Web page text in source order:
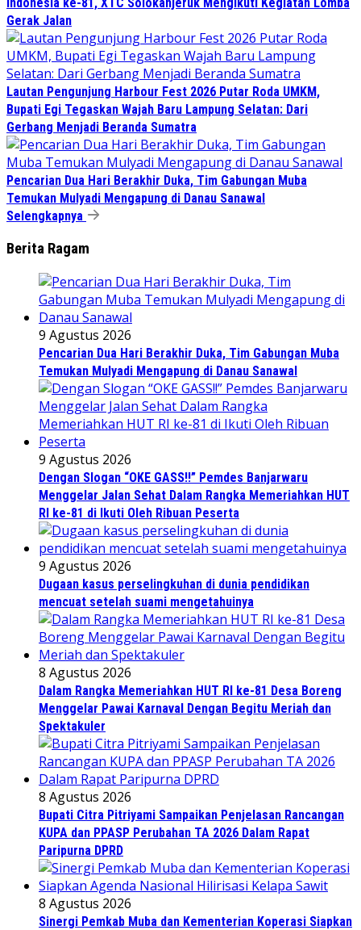
Gerak Jalan
Lautan Pengunjung Harbour Fest 2026 Putar Roda UMKM,
Bupati Egi Tegaskan Wajah Baru Lampung Selatan: Dari
Gerbang Menjadi Beranda Sumatra
Pencarian Dua Hari Berakhir Duka, Tim Gabungan Muba
Temukan Mulyadi Mengapung di Danau Sanawal
Selengkapnya
Berita Ragam
9 Agustus 2026
Pencarian Dua Hari Berakhir Duka, Tim Gabungan Muba
Temukan Mulyadi Mengapung di Danau Sanawal
9 Agustus 2026
Dengan Slogan “OKE GASS!!” Pemdes Banjarwaru
Menggelar Jalan Sehat Dalam Rangka Memeriahkan HUT
RI ke-81 di Ikuti Oleh Ribuan Peserta
9 Agustus 2026
Dugaan kasus perselingkuhan di dunia pendidikan
mencuat setelah suami mengetahuinya
8 Agustus 2026
Dalam Rangka Memeriahkan HUT RI ke-81 Desa Boreng
Menggelar Pawai Karnaval Dengan Begitu Meriah dan
Spektakuler
8 Agustus 2026
Bupati Citra Pitriyami Sampaikan Penjelasan Rancangan
KUPA dan PPASP Perubahan TA 2026 Dalam Rapat
Paripurna DPRD
8 Agustus 2026
Sinergi Pemkab Muba dan Kementerian Koperasi Siapkan